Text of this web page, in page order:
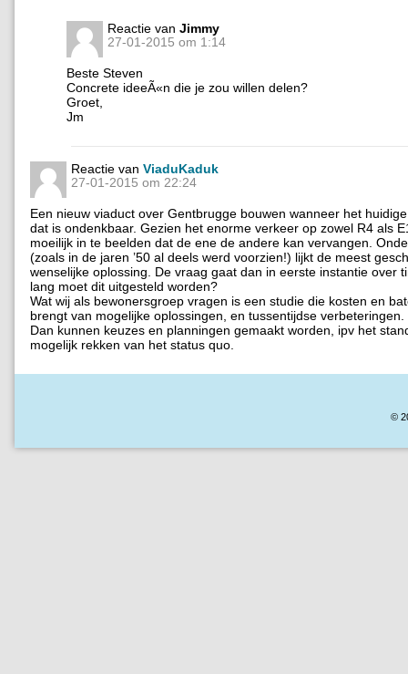
Reactie van Jimmy
27-01-2015 om 1:14
Beste Steven
Concrete ideeÃ«n die je zou willen delen?
Groet,
Jm
Reactie van ViaduKaduk
27-01-2015 om 22:24
Een nieuw viaduct over Gentbrugge bouwen wanneer het
dat is ondenkbaar. Gezien het enorme verkeer op zowel R4 als
moeilijk in te beelden dat de ene de andere kan vervangen.
(zoals in de jaren ’50 al deels werd voorzien!) lijkt de meest
wenselijke oplossing. De vraag gaat dan in eerste instantie over
lang moet dit uitgesteld worden?
Wat wij als bewonersgroep vragen is een studie die kosten en
brengt van mogelijke oplossingen, en tussentijdse verbeteringen.
Dan kunnen keuzes en planningen gemaakt worden, ipv het
mogelijk rekken van het status quo.
©